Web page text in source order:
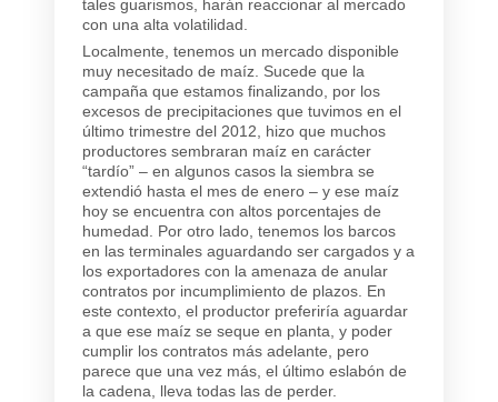
tales guarismos, harán reaccionar al mercado
con una alta volatilidad.
Localmente, tenemos un mercado disponible
muy necesitado de maíz. Sucede que la
campaña que estamos finalizando, por los
excesos de precipitaciones que tuvimos en el
último trimestre del 2012, hizo que muchos
productores sembraran maíz en carácter
“tardío” – en algunos casos la siembra se
extendió hasta el mes de enero – y ese maíz
hoy se encuentra con altos porcentajes de
humedad. Por otro lado, tenemos los barcos
en las terminales aguardando ser cargados y a
los exportadores con la amenaza de anular
contratos por incumplimiento de plazos. En
este contexto, el productor preferiría aguardar
a que ese maíz se seque en planta, y poder
cumplir los contratos más adelante, pero
parece que una vez más, el último eslabón de
la cadena, lleva todas las de perder.